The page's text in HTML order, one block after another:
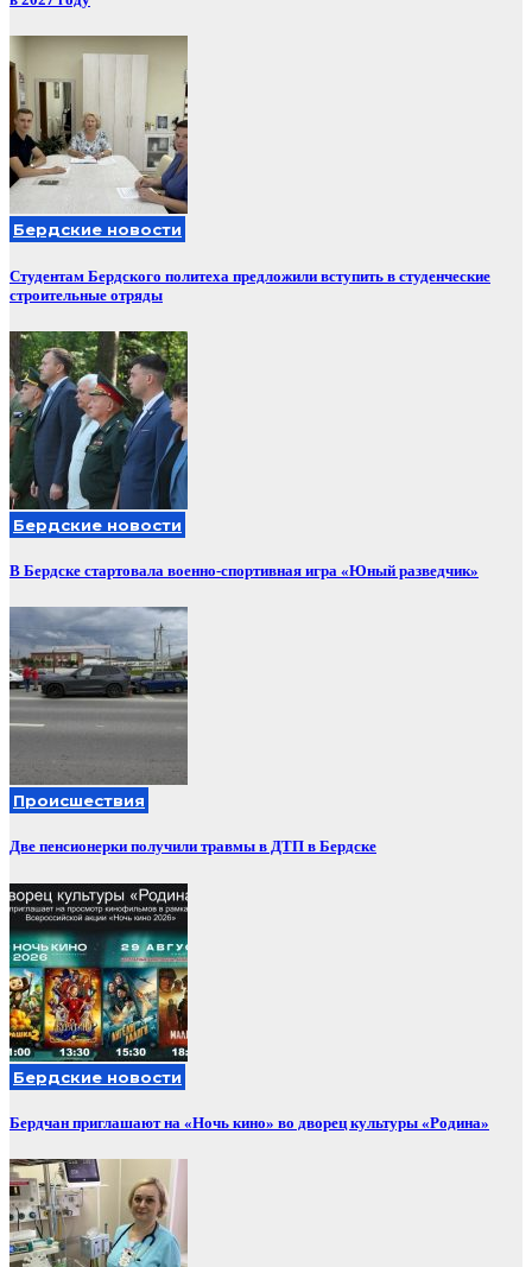
Бердские новости
Студентам Бердского политеха предложили вступить в студенческие
строительные отряды
Бердские новости
В Бердске стартовала военно-спортивная игра «Юный разведчик»
Происшествия
Две пенсионерки получили травмы в ДТП в Бердске
Бердские новости
Бердчан приглашают на «Ночь кино» во дворец культуры «Родина»